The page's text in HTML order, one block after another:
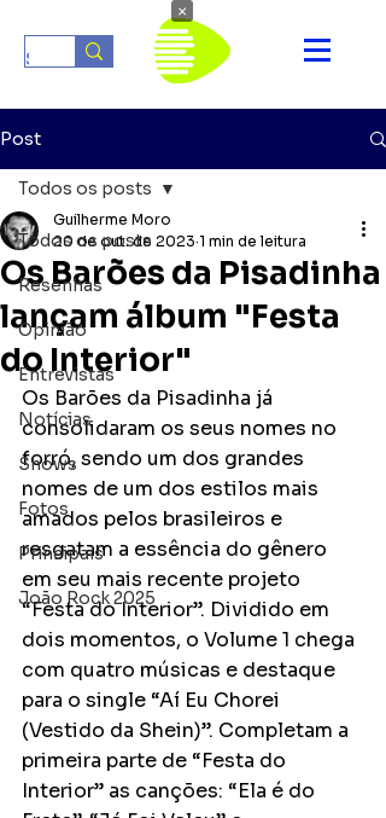
Post
Todos os posts
Resenhas
Opinião
Entrevistas
Notícias
Shows
Fotos
Principais
João Rock 2025
Todos os posts
Os Barões da Pisadinha
lançam álbum "Festa
do Interior"
Guilherme Moro
20 de out. de 2023 1 min de leitura
Os Barões da Pisadinha já
consolidaram os seus nomes no
forró, sendo um dos grandes
nomes de um dos estilos mais
amados pelos brasileiros e
resgatam a essência do gênero
em seu mais recente projeto
“Festa do Interior”. Dividido em
dois momentos, o Volume 1 chega
com quatro músicas e destaque
para o single “Aí Eu Chorei
(Vestido da Shein)”. Completam a
primeira parte de “Festa do
Interior” as canções: “Ela é do
×